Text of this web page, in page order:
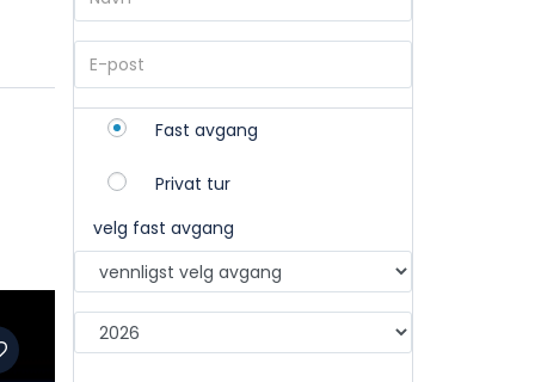
Fast avgang
Privat tur
velg fast avgang